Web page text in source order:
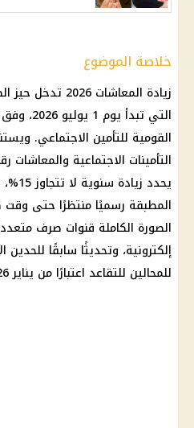
خلاصة الموضوع
زيادة المعاشات
التي تبدأ
القومية للتأمين الاجتماعي.
يحدد
المطبقة رسميًا منتظرًا حتى وقت
الصورة الكاملة قنوات صرف
إلكترونية، وتحديثًا سابقًا
للمحالين للتقاعد اعتبارًا من يناير 2026.